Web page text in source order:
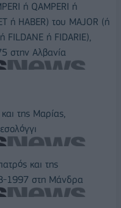
ή QAMPERI ή
ή HABER) του MAJOR (ή
FILDANE ή FIDARIE),
στην Αλβανία
της Μαρίας,
και της
1997 στη Μάνδρα